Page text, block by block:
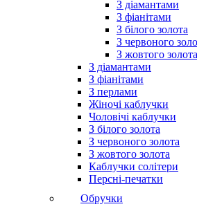
З діамантами
З фіанітами
З білого золота
З червоного
З жовтого золота
З діамантами
З фіанітами
З перлами
Жіночі каблучки
Чоловічі каблучки
З білого золота
З червоного золота
З жовтого золота
Каблучки солітери
Персні-печатки
Обручки